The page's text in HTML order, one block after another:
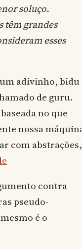
soluço.
têm grandes
esses
adivinho, bidu
de guru.
no que
nossa
com abstrações,
contra
pseudo-
é o